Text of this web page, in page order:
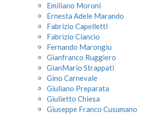
Emiliano Moroni
Ernesta Adele Marando
Fabrizio Capelletti
Fabrizio Ciancio
Fernando Marongiu
Gianfranco Ruggiero
GianMario Strappati
Gino Carnevale
Giuliano Preparata
Giulietto Chiesa
Giuseppe Franco Cusumano